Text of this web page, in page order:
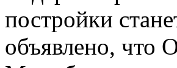
постройки
объявлено, что